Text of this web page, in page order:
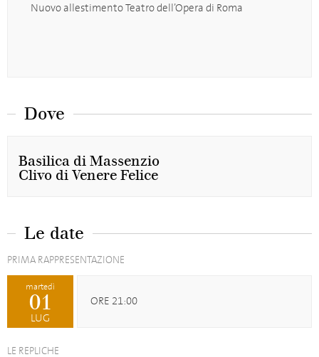
Nuovo allestimento Teatro dell’Opera di Roma
Dove
Basilica di Massenzio
Clivo di Venere Felice
Le date
PRIMA RAPPRESENTAZIONE
martedì
01
LUG
ORE 21:00
LE REPLICHE